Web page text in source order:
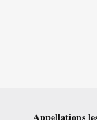
Appellations